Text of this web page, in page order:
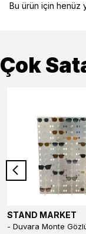
Bu ürün için henüz
Çok
STAND MARKET